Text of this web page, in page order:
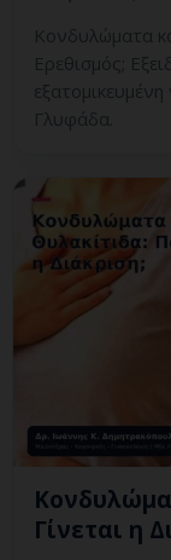
Κονδυλώματα
Ερεθισμός;
Γλυφάδα.
Γίνεται η